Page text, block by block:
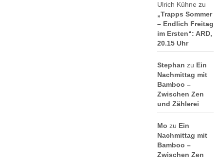
Ulrich Kühne zu
„Trapps Sommer
– Endlich Freitag
im Ersten“: ARD,
20.15 Uhr
Stephan zu Ein
Nachmittag mit
Bamboo –
Zwischen Zen
und Zählerei
Mo zu Ein
Nachmittag mit
Bamboo –
Zwischen Zen